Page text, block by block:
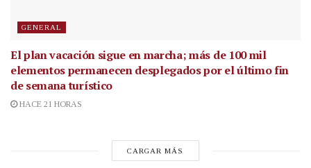
GENERAL
El plan vacación sigue en marcha; más de 100 mil
elementos permanecen desplegados por el último fin
de semana turístico
HACE 21 HORAS
CARGAR MÁS